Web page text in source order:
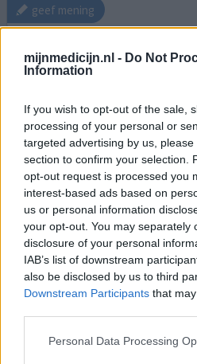
mijnmedicijn.nl - Do Not
Information
If you wish to opt-out of the sale,
processing of your personal or
targeted advertising by us,
section to confirm your selection.
opt-out request is processed you
interest-based ads based on
us or personal information
your opt-out. You may separately
disclosure of your personal
IAB’s list of downstream
also be disclosed by us to third
Downstream Participants that
Personal Data Processing
geef mening
Depo-Provera '150' (prikpil)
medroxyprogesteron
(150mg/ml)
Anticonceptie /
Effectiviteit
Hoeveelheid bijwerkingen
Ben een internationale
menstruatie vond ik nogal
gynaecologe ben ik met
Fantastisch niet meer
bijwerkingen. Na instructie van
mij zelf ieder 12 weken in mijn